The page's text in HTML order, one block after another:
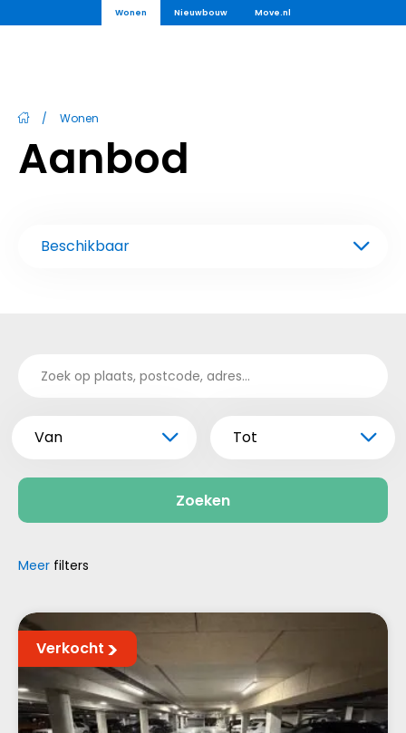
Wonen Nieuwbouw Move.nl
/ Wonen
Aanbod
Beschikbaar
Van Tot
Zoeken
Meer filters
Verkocht